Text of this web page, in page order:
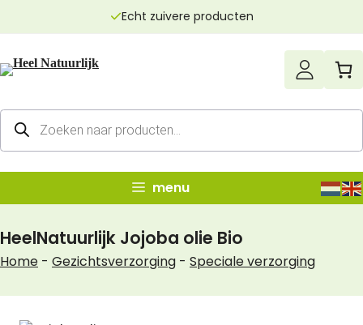
inhoud
Echt zuivere producten
Producten
zoeken
menu
HeelNatuurlijk Jojoba olie Bio
Home - Gezichtsverzorging - Speciale verzorging